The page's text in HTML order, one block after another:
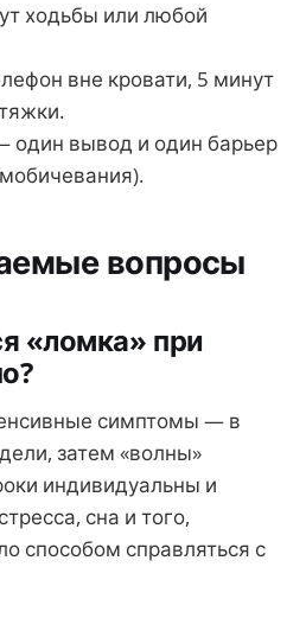
ходьбы или любой
вне кровати, 5 минут
один вывод и один барьер
вопросы
«ломка» при
симптомы — в
затем «волны»
индивидуальны и
сна и того,
способом справляться с